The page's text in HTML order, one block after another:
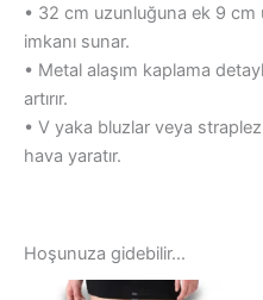
• 32 cm uzunluğuna ek 9 cm
imkanı sunar.
• Metal alaşım kaplama
artırır.
• V yaka bluzlar veya
hava yaratır.
Hoşunuza gidebilir…